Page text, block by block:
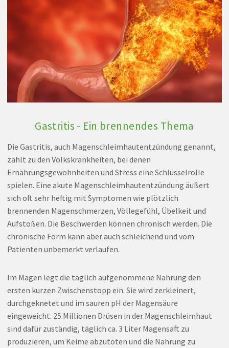
Gastritis - Ein brennendes Thema
Die Gastritis, auch Magenschleimhautentzündung genannt,
zählt zu den Volkskrankheiten, bei denen
Ernährungsgewohnheiten und Stress eine Schlüsselrolle
spielen. Eine akute Magenschleimhautentzündung äußert
sich oft sehr heftig mit Symptomen wie plötzlich
brennenden Magenschmerzen, Völlegefühl, Übelkeit und
Aufstoßen. Die Beschwerden können chronisch werden. Die
chronische Form kann aber auch schleichend und vom
Patienten unbemerkt verlaufen.
Im Magen legt die täglich aufgenommene Nahrung den
ersten kurzen Zwischenstopp ein. Sie wird zerkleinert,
durchgeknetet und im sauren pH der Magensäure
eingeweicht. 25 Millionen Drüsen in der Magenschleimhaut
sind dafür zuständig, täglich ca. 3 Liter Magensaft zu
produzieren, um Keime abzutöten und die Nahrung zu